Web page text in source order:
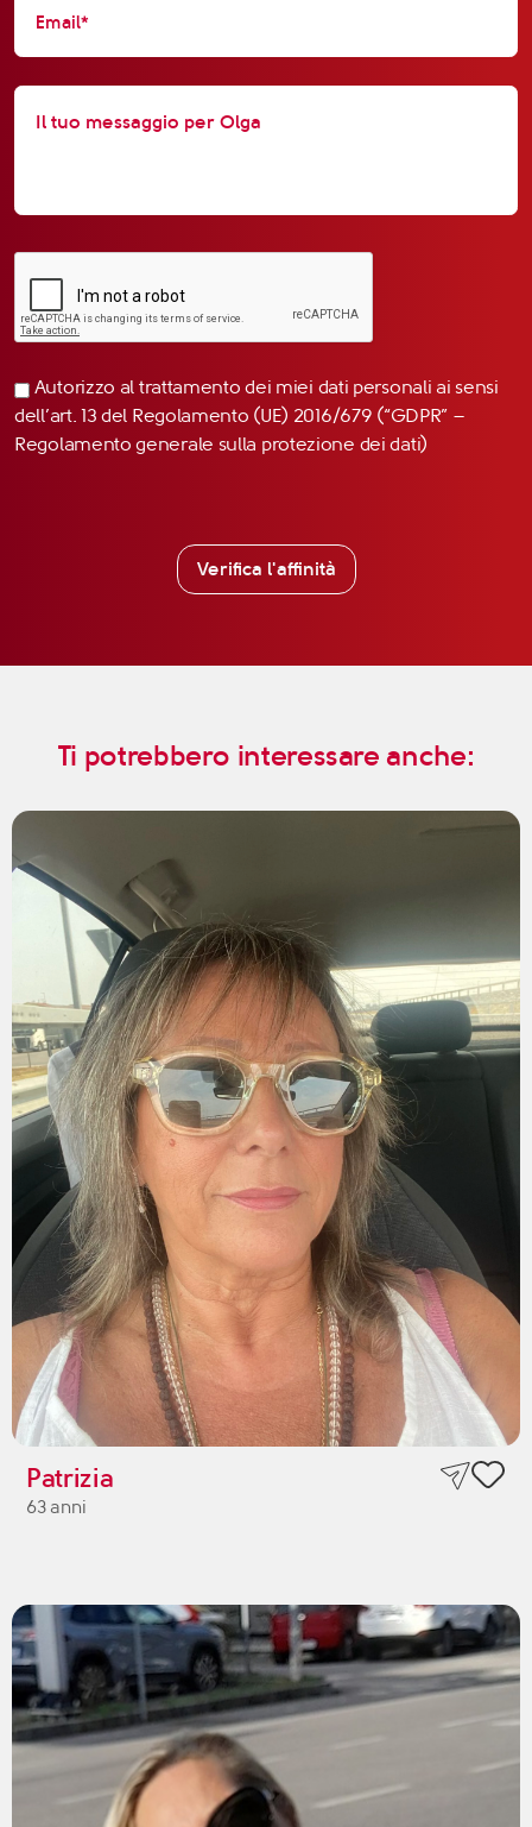
Autorizzo al trattamento dei miei dati personali ai sensi
dell’art. 13 del Regolamento (UE) 2016/679 (“GDPR” –
Regolamento generale sulla protezione dei dati)
Verifica l'affinità
Ti potrebbero interessare anche:
Patrizia
63 anni